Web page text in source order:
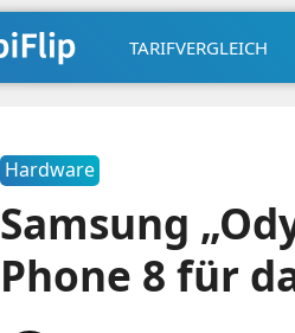
TARIFVERGLEICH
Hardware
Samsung
Phone 8 für